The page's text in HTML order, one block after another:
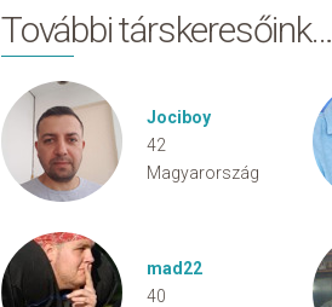
További társkeresőink…
Jociboy
42
Magyarország
mad22
40